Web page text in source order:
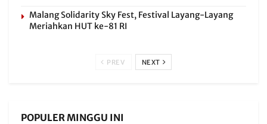
Malang Solidarity Sky Fest, Festival Layang-Layang
Meriahkan HUT ke-81 RI
PREV NEXT
POPULER MINGGU INI